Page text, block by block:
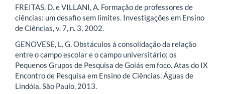
FREITAS, D. e VILLANI, A. Formação de professores de
ciências: um desafio sem limites. Investigações em Ensino
de Ciências, v. 7, n. 3, 2002.
GENOVESE, L. G. Obstáculos à consolidação da relação
entre o campo escolar e o campo universitário: os
Pequenos Grupos de Pesquisa de Goiás em foco. Atas do IX
Encontro de Pesquisa em Ensino de Ciências. Águas de
Lindóia, São Paulo, 2013.